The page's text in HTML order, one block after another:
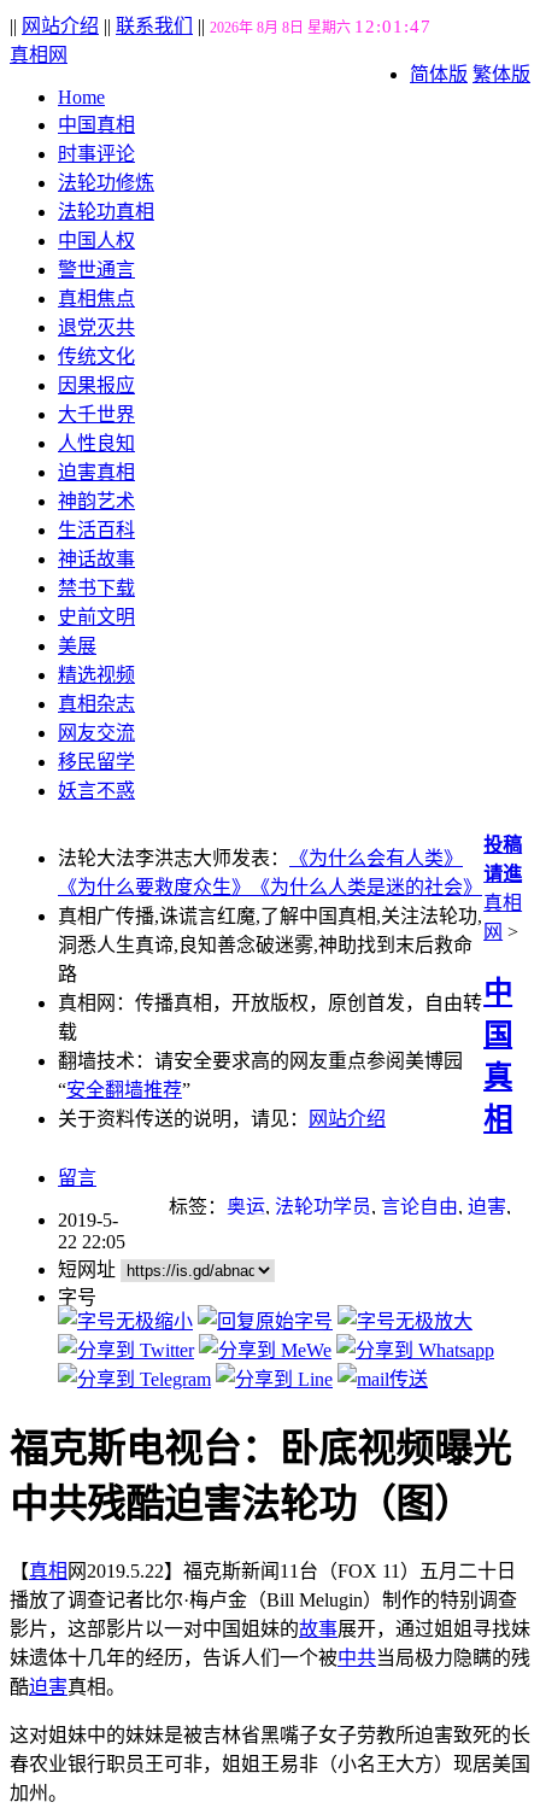
|| 网站介绍 || 联系我们 || 2026年 8月 8日 星期六 12:01:49
简体版 繁体版
真相网
Home
中国真相
时事评论
法轮功修炼
法轮功真相
中国人权
警世通言
真相焦点
退党灭共
传统文化
因果报应
大千世界
人性良知
迫害真相
神韵艺术
生活百科
神话故事
禁书下载
史前文明
美展
精选视频
真相杂志
网友交流
移民留学
妖言不惑
法轮大法李洪志大师发表：
《为什么会有人类》
《为什么要救度众生》
《为什么人类是迷的社会》
真相广传播,诛谎言红魔,了解中国真相,关注法轮功,
洞悉人生真谛,良知善念破迷雾,神助找到末后救命
路
真相网：传播真相，开放版权，原创首发，自由转
载
翻墙技术：请安全要求高的网友重点参阅美博园
“安全翻墙推荐”
关于资料传送的说明，请见：
网站介绍
投稿
请進
真相
网 >
中
国
真
相
留言
标签： 奥运, 法轮功学员, 言论自由, 迫害,
2019-5-
22 22:05
短网址
字号
福克斯电视台：卧底视频曝光
中共残酷迫害法轮功（图）
【真相 网2019.5.22】福克斯新闻11台（FOX 11）五月二十日
播放了调查记者比尔·梅卢金（Bill Melugin）制作的特别调查
影片，这部影片以一对中国姐妹的故事展开，通过姐姐寻找妹
妹遗体十几年的经历，告诉人们一个被中共当局极力隐瞒的残
酷迫害真相。
这对姐妹中的妹妹是被吉林省黑嘴子女子劳教所迫害致死的长
春农业银行职员王可非，姐姐王易非（小名王大方）现居美国
加州。